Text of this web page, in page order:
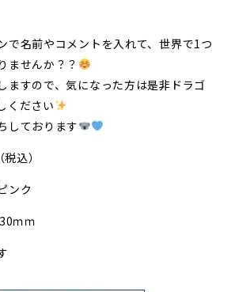
で名前やコメントを入れて、世界で1つ
ませんか？？
ますので、気になった方は是非ドラゴ
ください
しております
込）
ンク
ｍｍ